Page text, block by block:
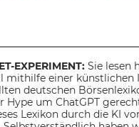
EXPERIMENT: Sie lesen
mithilfe einer künstlichen
deutschen
Hype um ChatGPT
Lexikon durch die KI